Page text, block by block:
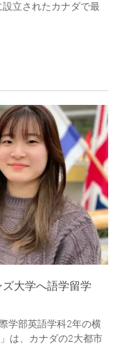
立されたカナダで最
ズ大学へ語学留学
学部英語学科2年の横
は、カナダの2大都市